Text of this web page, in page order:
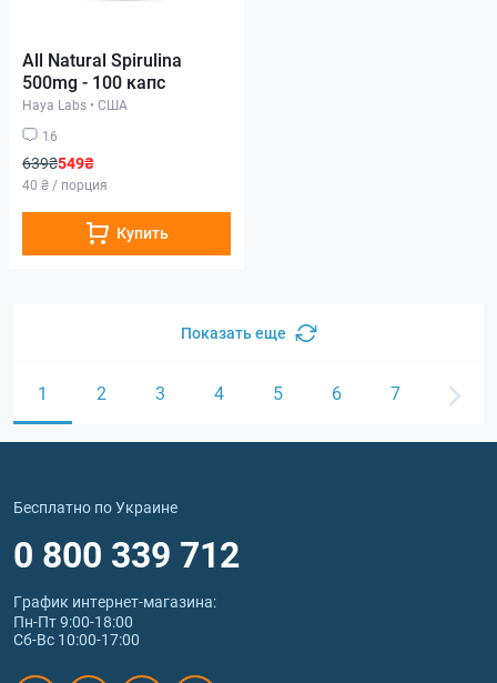
All Natural Spirulina
500mg - 100 капс
Haya Labs • США
16
639₴549₴
40 ₴ / порция
Купить
Показать еще
1 2 3 4 5 6 7
Бесплатно по Украине
0 800 339 712
График интернет‑магазина:
Пн-Пт 9:00-18:00
Сб-Вс 10:00-17:00